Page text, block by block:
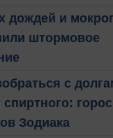
дождей и
штормовое
с
спиртного:
Зодиака